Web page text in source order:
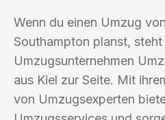
Wenn du einen Umzug
Southampton planst,
Umzugsunternehmen
aus Kiel zur Seite. Mit
von Umzugsexperten